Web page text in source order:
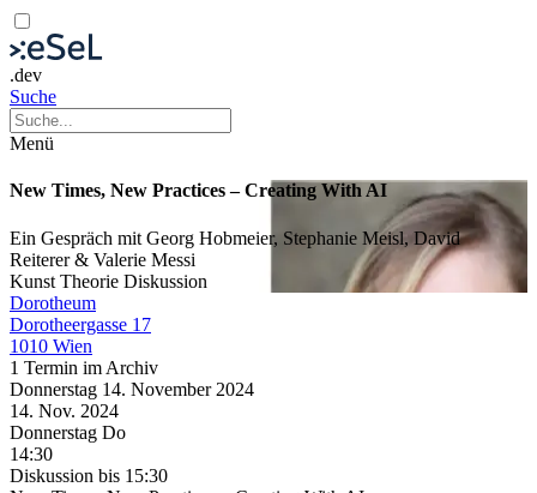
.dev
Suche
Menü
New Times, New Practices – Creating With AI
Ein Gespräch mit Georg Hobmeier, Stephanie Meisl, David
Reiterer & Valerie Messi
Kunst Theorie Diskussion
Dorotheum
Dorotheergasse 17
1010 Wien
1 Termin im Archiv
Donnerstag 14. November 2024
14. Nov. 2024
Donnerstag Do
14:30
Diskussion bis 15:30